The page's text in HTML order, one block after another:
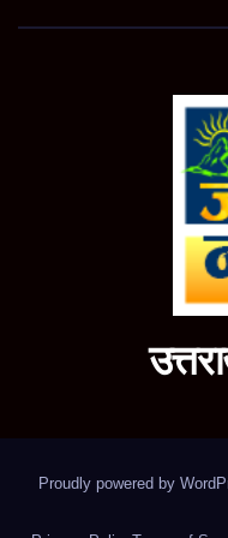
Proudly powered by